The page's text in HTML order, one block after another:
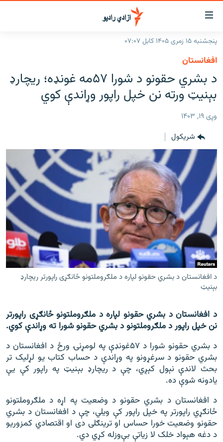
د
لاسرسۍ
وړ
لېنکونه
متن
ته
ورتلل
اصلي
ورتلل
لټون
پاڼې
ته
مراجعه
راپورونه
افغانستان
نړۍ
خبرونه
د خپرونو جدول
مرکې
اونیزې خپرونې
انځوریزه برخه
ورزش
د کډوالۍ بحران
'کووېډ-۱۹'
اړیکه
دري پاڼه
Azadi English
د ازادې اروپا/ ازادي راډيو ټولې پاڼې
پنجشنبه ۱۵ زمری ۱۴۰۵ کابل ۰۷:۰۷
افغانستان
د بشري حقونو د شورا ۵۷مه غونډه؛ ريچارډ
بېنيټ ورته نن خپل راپور وړاندې کوي
وږی ۱۹, ۱۴۰۳
شريکول
د افغانستان د بشري حقونو لپاره د ملګروملتونو ځانګړی راپورتر ريچارډ
بېنيټ
د افغانستان د بشري حقونو لپاره د ملګروملتونو ځانګړی راپورتر
نن خپل راپور د ملګروملتونو د بشري حقونو شورا ته وړاندې کوي.
د بشري حقونو شورا د ۵۷غونډې په لومړنۍ ورځ د افغانستان د
بشري حقونو د سرغړونو په وړاندې د حساب کتاب یو لړلیک تر
بحث لاندې نېول کېږي، چې د ریچارډ بېنيټ په راپور کې یې
یادونه شوې ده.
د افغانستان د بشري حقونو د وضعیت په اړه د ملګروملتونو
ځانګړي راپورتر په خپل راپور کې ویلي، چې د افغانستان د بشري
حقونو وضعیت خورا حساس او ترینګلی دی او اقتصادي کمزوریو
د دغه هېواد خلک لا زیاتې بې‌وزله کړي دي.